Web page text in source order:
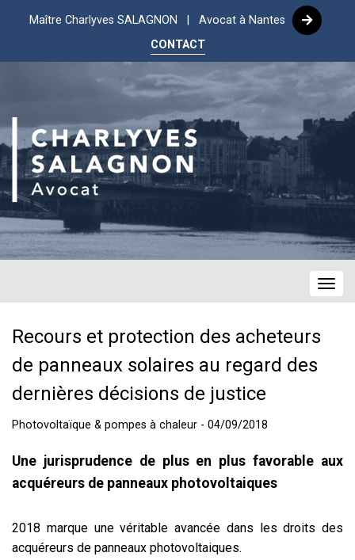
Maître Charlyves SALAGNON | Avocat à Nantes
CONTACT
Recours et protection des acheteurs
de panneaux solaires au regard des
dernières décisions de justice
Photovoltaïque & pompes à chaleur - 04/09/2018
Une jurisprudence de plus en plus favorable aux
acquéreurs de panneaux photovoltaiques
2018 marque une véritable avancée dans les droits des
acquéreurs de panneaux photovoltaiques.